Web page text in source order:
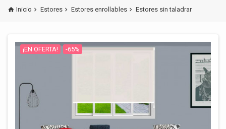
 Inicio  Estores  Estores enrollables  Estores sin taladrar
¡EN OFERTA! -65%